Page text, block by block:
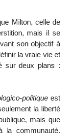
Milton, celle de
mais il se
son objectif à
la vraie vie et
sur deux plans :
politique est
la liberté
mais que
la communauté.